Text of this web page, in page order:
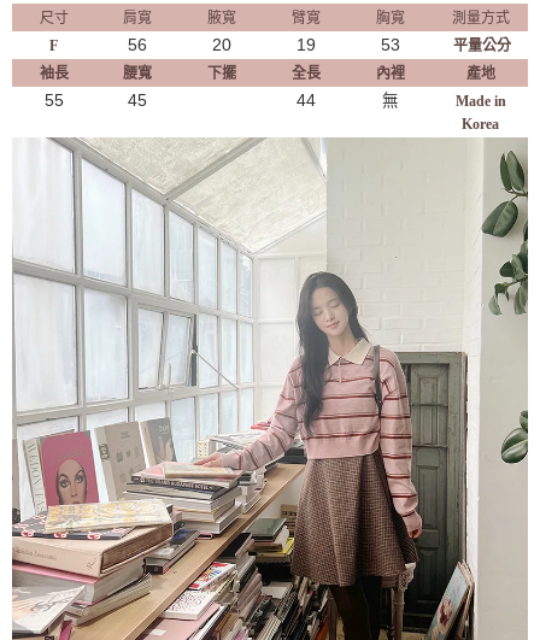
尺寸 肩寬 腋寬 臂寬 胸寬
測量方式
F
56 20 19 53
平量公分
袖長
腰寬 下擺 全長 內裡 產地
55 45 44 無
Made in
Korea